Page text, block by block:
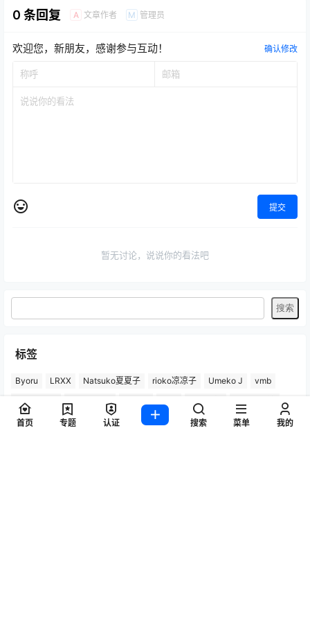
0 条回复 A 文章作者 M 管理员
欢迎您，新朋友，感谢参与互动！ 确认修改
提交
暂无讨论，说说你的看法吧
标签
Byoru LRXX Natsuko夏夏子 rioko凉凉子 Umeko J
vmb
yiko湿润兔
yuuhui玉汇 写真模特
唐安琪
喵糖印画 奈汐酱Nice 妲己_Toxic 安然anran
小仓千代w
首页 专题 认证 搜索 菜单 我的